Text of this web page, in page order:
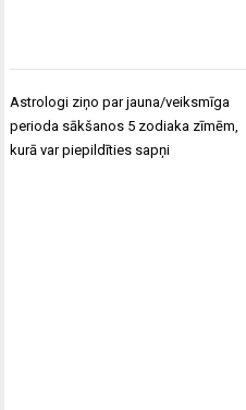
Ziņu
izvēlne
Astrologi ziņo par jauna/veiksmīga
perioda sākšanos 5 zodiaka zīmēm,
kurā var piepildīties sapņi